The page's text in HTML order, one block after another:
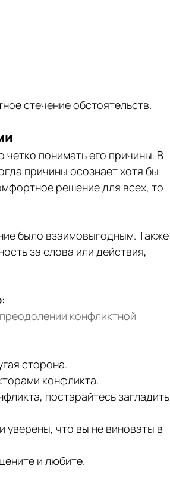
стечение обстоятельств.
понимать его причины. В
причины осознает хотя бы
решение для всех, то
было взаимовыгодным. Также
за слова или действия,
преодолении конфликтной
сторона.
конфликта.
постарайтесь загладить
уверены, что вы не виноваты в
и любите.